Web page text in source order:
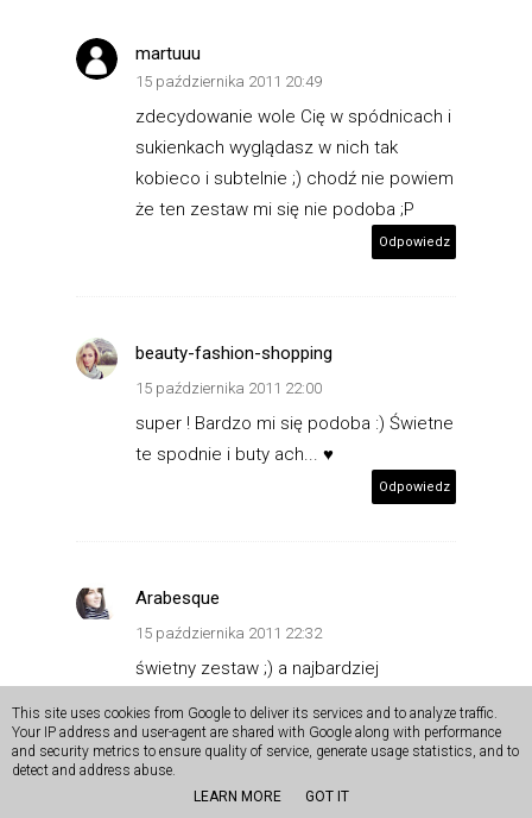
martuuu
15 października 2011 20:49
zdecydowanie wole Cię w spódnicach i
sukienkach wyglądasz w nich tak
kobieco i subtelnie ;) chodź nie powiem
że ten zestaw mi się nie podoba ;P
Odpowiedz
beauty-fashion-shopping
15 października 2011 22:00
super ! Bardzo mi się podoba :) Świetne
te spodnie i buty ach... ♥
Odpowiedz
Arabesque
15 października 2011 22:32
świetny zestaw ;) a najbardziej
wyglądasz ślicznie ;)
pozdrawiam serdecznie i zapraszam
do mnie!
This site uses cookies from Google to deliver its services and to analyze traffic.
Your IP address and user-agent are shared with Google along with performance
and security metrics to ensure quality of service, generate usage statistics, and to
detect and address abuse.
LEARN MORE
GOT IT